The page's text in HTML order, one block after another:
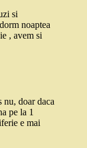
si
noaptea
, avem si
nu, doar daca
pe la 1
e mai